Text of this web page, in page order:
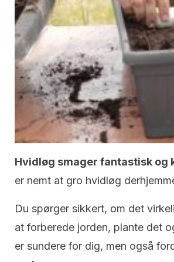
Hvidløg smager fantastisk og
er nemt at gro hvidløg
Du spørger sikkert, om det
at forberede jorden, plante det
er sundere for dig, men også